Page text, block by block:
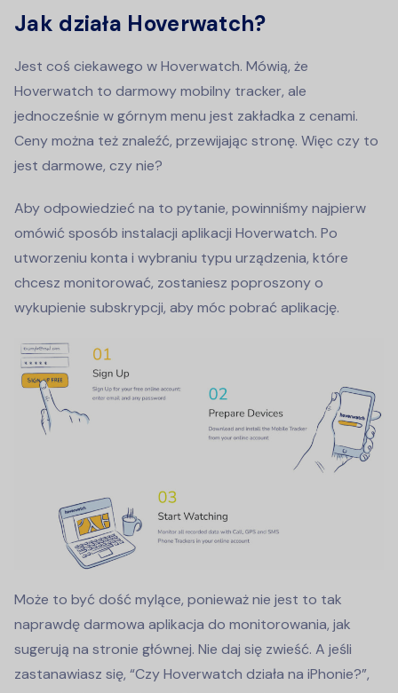
Jak działa Hoverwatch?
Jest coś ciekawego w Hoverwatch. Mówią, że
Hoverwatch to darmowy mobilny tracker, ale
jednocześnie w górnym menu jest zakładka z cenami.
Ceny można też znaleźć, przewijając stronę. Więc czy to
jest darmowe, czy nie?
Aby odpowiedzieć na to pytanie, powinniśmy najpierw
omówić sposób instalacji aplikacji Hoverwatch. Po
utworzeniu konta i wybraniu typu urządzenia, które
chcesz monitorować, zostaniesz poproszony o
wykupienie subskrypcji, aby móc pobrać aplikację.
Może to być dość mylące, ponieważ nie jest to tak
naprawdę darmowa aplikacja do monitorowania, jak
sugerują na stronie głównej. Nie daj się zwieść. A jeśli
zastanawiasz się, “Czy Hoverwatch działa na iPhonie?”,